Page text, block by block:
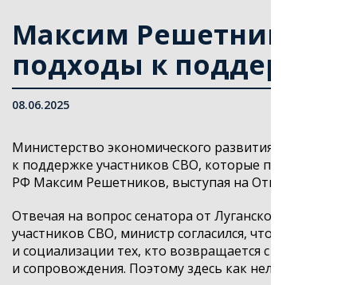
Максим Решетников:
подходы к поддержке
08.06.2025
Министерство экономического развития РФ
к поддержке участников СВО, которые приняли
РФ Максим Решетников, выступая на Открытом
Отвечая на вопрос сенатора от Луганской народной
участников СВО, министр согласился, что
и социализации тех, кто возвращается с СВО»
и сопровождения. Поэтому здесь как нельзя кстати